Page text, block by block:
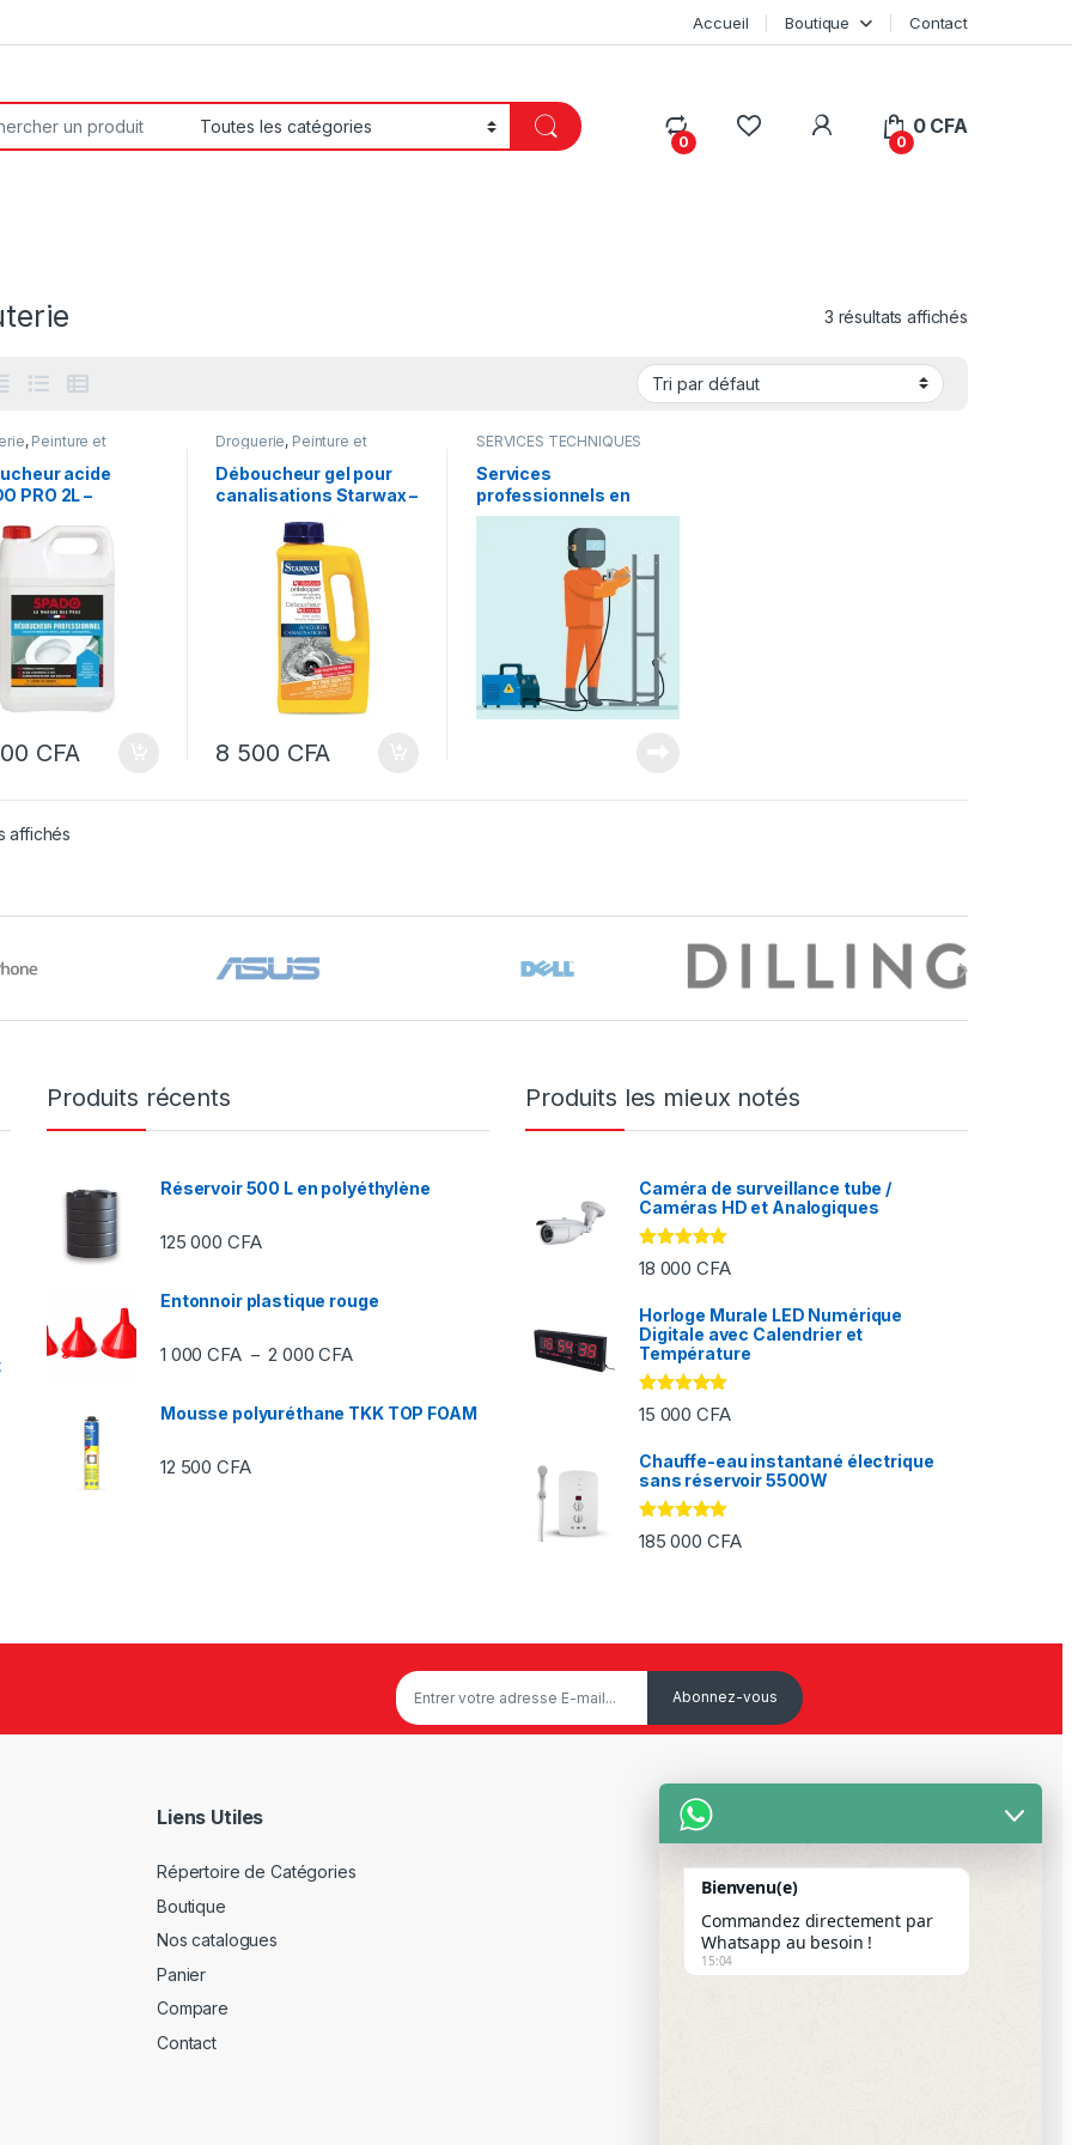
Accueil Boutique Contact
0
My Account
0
0 CFA
3 résultats affichés
, Peinture et
acide
PRO 2L –
sulfurique –
pour
CFA
Droguerie, Peinture et
ménagers
Déboucheur gel pour
canalisations Starwax –
Déboucheur liquide
surpuissant pour
canalisation –
Déboucheur biologique
wc et canalisation 3 en
1 Soluvert Starwax
8 500 CFA
SERVICES TECHNIQUES
Services
professionnels en
mécanique,
chaudronnerie et plus
affichés
Produits récents
Réservoir 500 L en polyéthylène
125 000 CFA
Entonnoir plastique rouge
1 000CFA – 2 000CFAPlage de prix : 1 000 CFA à 2 000 CFA
Mousse polyuréthane TKK TOP FOAM
12 500CFA
Produits les mieux notés
Caméra de surveillance tube /
Caméras HD et Analogiques
Note5.00
sur 5
18 000CFA
Horloge Murale LED Numérique
Digitale avec Calendrier et
Température
Note5.00
sur 5
15 000CFA
Chauffe-eau instantané électrique
sans réservoir 5500W
Note5.00
sur 5
185 000 CFA
Liens Utiles
Répertoire de Catégories
Boutique
Nos catalogues
Panier
Compare
Contact
Service Client
Mon Compte
Paiement Par Wave & Orange
Money
Bienvenu(e)
Commandez directement par
Whatsapp au besoin !
15:04